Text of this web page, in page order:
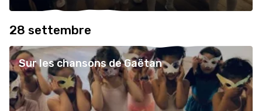
28 settembre
Sur les chansons de Gaëtan